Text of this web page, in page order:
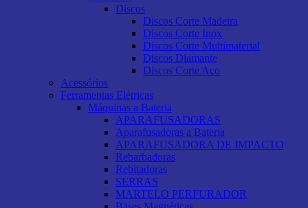
Discos
Discos Corte Madeira
Discos Corte Inox
Discos Corte Multimaterial
Discos Diamante
Discos Corte Aço
Acessórios
Ferramentas Elétricas
Máquinas a Bateria
APARAFUSADORAS
Aparafusadoras a Bateria
APARAFUSADORA DE IMPACTO
Rebarbadoras
Rebitadoras
SERRAS
MARTELO PERFURADOR